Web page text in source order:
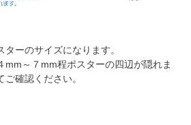
ーのサイズになります。
mm～７mm程ポスターの四辺が隠れま
確認ください。